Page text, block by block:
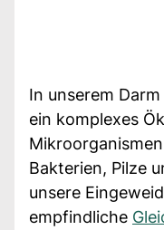
In unserem
ein komplexes
Bakterien, Pilze
unsere
empfindliche